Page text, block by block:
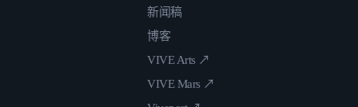
新闻稿
博客
VIVE Arts ↗
VIVE Mars ↗